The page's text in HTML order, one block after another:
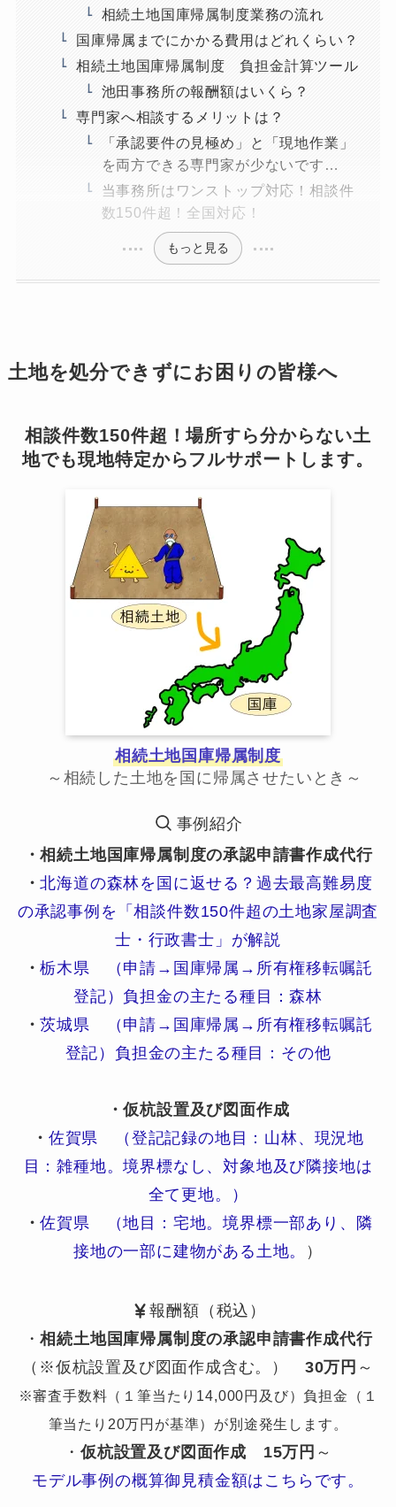
相続土地国庫帰属制度業務の流れ
国庫帰属までにかかる費用はどれくらい？
相続土地国庫帰属制度 負担金計算ツール
池田事務所の報酬額はいくら？
専門家へ相談するメリットは？
「承認要件の見極め」と「現地作業」
を両方できる専門家が少ないです…
当事務所はワンストップ対応！相談件
数150件超！全国対応！
もっと見る
土地を処分できずにお困りの皆様へ
相談件数150件超！場所すら分からない土
地でも現地特定からフルサポートします。
相続土地国庫帰属制度
～相続した土地を国に帰属させたいとき～
事例紹介
・相続土地国庫帰属制度の承認申請書作成代行
・北海道の森林を国に返せる？過去最高難易度
の承認事例を「相談件数150件超の土地家屋調査
士・行政書士」が解説
・栃木県 （申請→国庫帰属→所有権移転嘱託
登記）負担金の主たる種目：森林
・茨城県 （申請→国庫帰属→所有権移転嘱託
登記）負担金の主たる種目：その他
・仮杭設置及び図面作成
・ 佐賀県 （登記記録の地目：山林、現況地
目：雑種地。境界標なし、対象地及び隣接地は
全て更地。）
・佐賀県 （地目：宅地。境界標一部あり、隣
接地の一部に建物がある土地。
）
報酬額（税込）
・相続土地国庫帰属制度の承認申請書作成代行
（※仮杭設置及び図面作成含む。） 30万円 ～
※審査手数料（１筆当たり14,000円及び）負担金（１
筆当たり20万円が基準）が別途発生します。
・ 仮杭設置及び図面作成 15万円 ～
モデル事例の概算御見積金額はこちらです。